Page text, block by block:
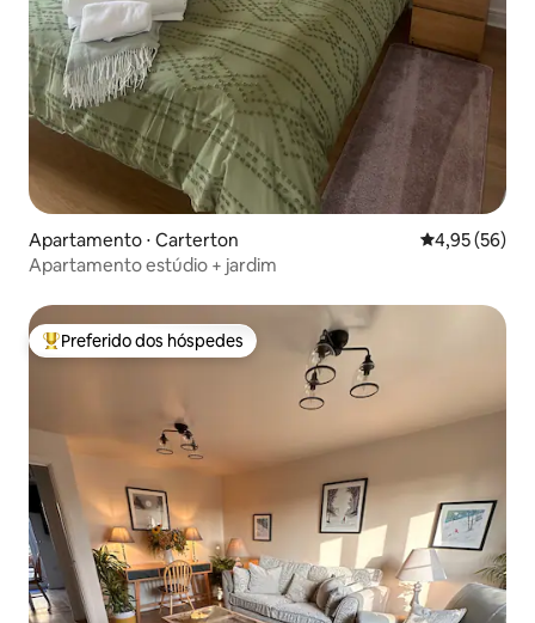
Apartamento ⋅ Carterton 4,95 de uma
4,95 (56)
Apartamento estúdio + jardim
Entre os melhores preferidos dos hóspedes
Preferido dos hóspedes